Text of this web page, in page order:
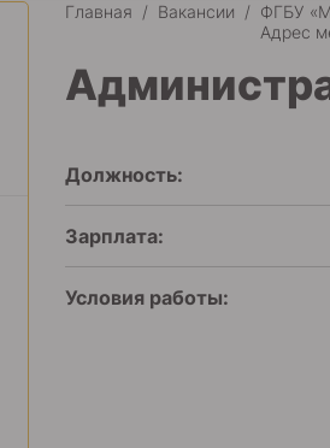
Главная / Вакансии / ФГБУ
Адрес
Должность:
Зарплата:
Условия работы: